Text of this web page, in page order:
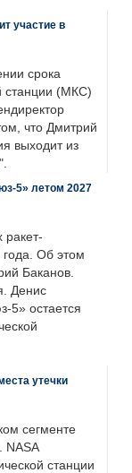
участие в
срока
станции (МКС)
что Дмитрий
выходит из
5» летом 2027
ракет-
года. Об этом
Баканов.
Денис
5» остается
утечки
сегменте
NASA
станции